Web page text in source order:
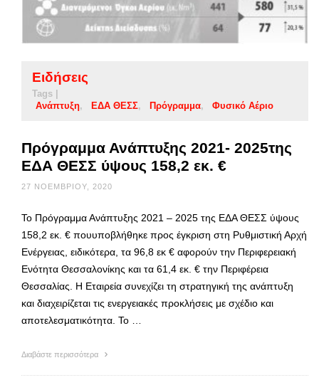
Ειδήσεις
Tags |
Ανάπτυξη
ΕΔΑ ΘΕΣΣ Πρόγραμμα Φυσικό Αέριο
Πρόγραμμα Ανάπτυξης 2021- 2025της
ΕΔΑ ΘΕΣΣ ύψους 158,2 εκ. €
27 ΝΟΕΜΒΡΊΟΥ, 2020
Το Πρόγραμμα Ανάπτυξης 2021 – 2025 της ΕΔΑ ΘΕΣΣ ύψους
158,2 εκ. € πουυποβλήθηκε προς έγκριση στη Ρυθμιστική Αρχή
Ενέργειας, ειδικότερα, τα 96,8 εκ € αφορούν την Περιφερειακή
Ενότητα Θεσσαλονίκης και τα 61,4 εκ. € την Περιφέρεια
Θεσσαλίας. Η Εταιρεία συνεχίζει τη στρατηγική της ανάπτυξη
και διαχειρίζεται τις ενεργειακές προκλήσεις με σχέδιο και
αποτελεσματικότητα. Το …
Διαβάστε περισσότερα